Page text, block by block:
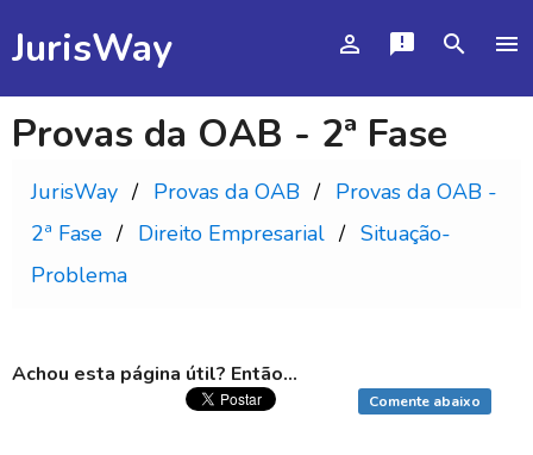
JurisWay person_outline announcement search menu
Provas da OAB - 2ª Fase
JurisWay Provas da OAB
Provas da OAB -
2ª Fase
Direito Empresarial
Situação-
Problema
Achou esta página útil? Então...
Comente abaixo